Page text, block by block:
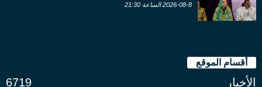
2026-08-8 الساعة 21:30
أقسام الموقع
الأخبار 6719